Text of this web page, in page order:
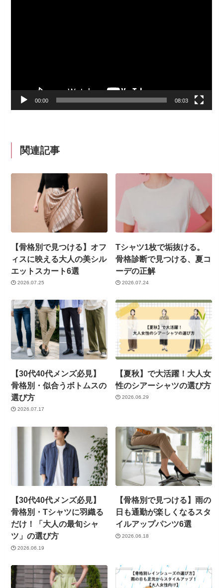
00:00 08:03
関連記事
【骨格別で見つける】オフ
ィスに映える大人の美シル
エットスカート6選
2026.07.25
Tシャツ1枚で垢抜ける。
骨格診断で見つける、夏コ
ーデの正解
2026.07.24
【30代40代メンズ必見】
骨格別・似合うボトムスの
選び方
2026.07.17
【夏秋】で大活躍！大人女
性のシアーシャツの選び方
2026.06.29
【30代40代メンズ必見】
骨格別・Tシャツに羽織る
だけ！「大人の最旬シャ
ツ」の選び方
2026.06.19
【骨格別で見つける】雨の
日も通勤が楽しくなるスタ
イルアップパンツ6選
2026.06.18